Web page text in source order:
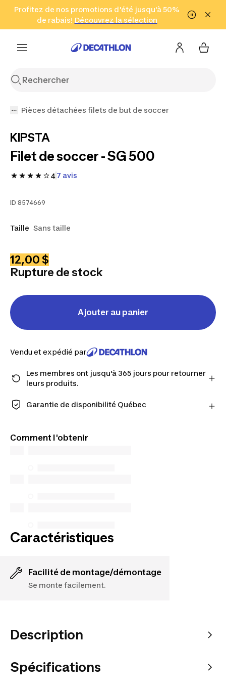
Aller à la recherche Aller au contenu Aller au pied de
Profitez de nos promotions d'été jusqu'à 50%
de rabais! Découvrez la sélection
Cliquez ici
en seulement 2 h!
(Zones sélectionnées)
Pièces détachées filets de but de soccer
KIPSTA
Filet de soccer - SG 500
47 avis
ID 8574669
Taille Sans taille
12,00 $
Rupture de stock
Ajouter au panier
Vendu et expédié par
Les membres ont jusqu'à 365 jours pour retourner
leurs produits.
plus de temps pour retourner les produits au cas où
Garantie de disponibilité Québec
services de réparation, de pièces de rechange (en
Comment l'obtenir
Caractéristiques
Facilité de montage/démontage
Se monte facilement.
Description
Spécifications